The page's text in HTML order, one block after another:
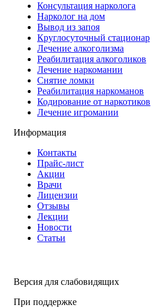
Консультация нарколога
Нарколог на дом
Вывод из запоя
Круглосуточный стационар
Лечение алкоголизма
Реабилитация алкоголиков
Лечение наркомании
Снятие ломки
Реабилитация наркоманов
Кодирование от наркотиков
Лечение игромании
Информация
Контакты
Прайс-лист
Акции
Врачи
Лицензии
Отзывы
Лекции
Новости
Статьи
Версия для слабовидящих
При поддержке